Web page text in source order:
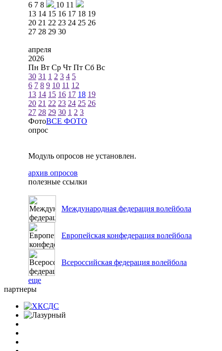
6 7 8 10 11
13 14 15 16 17 18 19
20 21 22 23 24 25 26
27 28 29 30
апреля
2026
Пн Вт Ср Чт Пт Сб Вс
30 31 1 2 3 4 5
6 7 8 9 10 11 12
13 14 15 16 17 18 19
20 21 22 23 24 25 26
27 28 29 30 1 2 3
ФотоВСЕ ФОТО
опрос
Модуль опросов не установлен.
архив опросов
полезные ссылки
Международная федерация волейбола
Европейская конфедерация волейбола
Всероссийская федерация волейбола
еще
партнеры